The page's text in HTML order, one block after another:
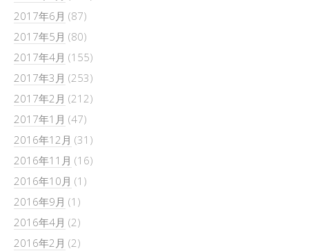
2017年6月 (87)
2017年5月 (80)
2017年4月 (155)
2017年3月 (253)
2017年2月 (212)
2017年1月 (47)
2016年12月 (31)
2016年11月 (16)
2016年10月 (1)
2016年9月 (1)
2016年4月 (2)
2016年2月 (2)